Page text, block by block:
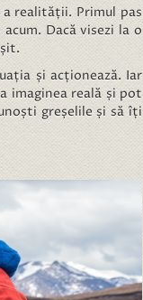
realității. Primul pas
Dacă visezi la o
și acționează. Iar
imaginea reală și pot
greșelile și să îți